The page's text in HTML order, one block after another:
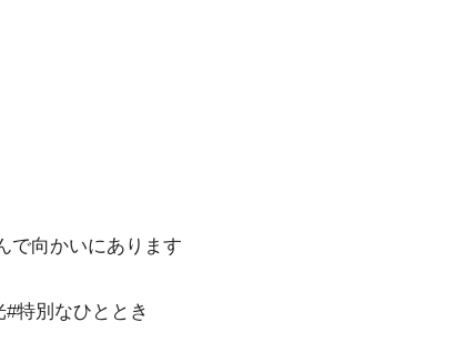
で向かいにあります
特別なひととき